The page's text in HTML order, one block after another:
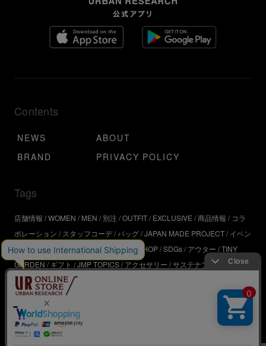
BRAND
Contents
NEWS
ABOUT
BRAND
PRIVACY POLICY
Tags
店舗情報 WOMEN MEN 別注 OUTFIT EXCLUSIVE 商品情報
コラ
ボレーション
スタッフコーデ バッグ JAPAN MADE PROJECT イベン
ト アウトドア インタビュー WORKSHOP SDGs アウター TINY
GARDEN
ギフト JMP TOPICS アクセサリー サステナブル
UR
SDGs
ジュエリー
ア URBS